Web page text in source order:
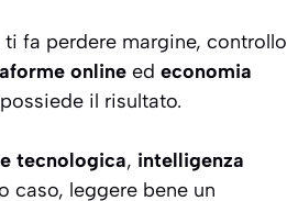
fa perdere margine, controllo
online ed economia
il risultato.
tecnologica, intelligenza
caso, leggere bene un